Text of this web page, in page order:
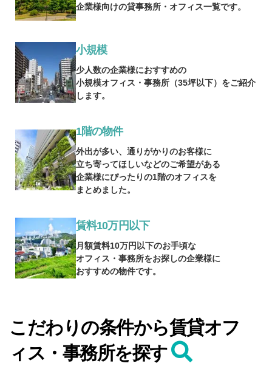
企業様向けの貸事務所・オフィス一覧です。
小規模
少人数の企業様におすすめの
小規模オフィス・事務所（35坪以下）をご紹介
します。
1階の物件
外出が多い、通りがかりのお客様に
立ち寄ってほしいなどのご希望がある
企業様にぴったりの1階のオフィスを
まとめました。
賃料10万円以下
月額賃料10万円以下のお手頃な
オフィス・事務所をお探しの企業様に
おすすめの物件です。
こだわりの条件から賃貸オフ
ィス・事務所を探す